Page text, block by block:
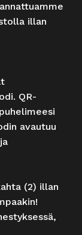
illan
QR-
avautuu
(2) illan